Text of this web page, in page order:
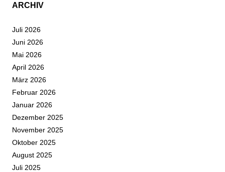
ARCHIV
Juli 2026
Juni 2026
Mai 2026
April 2026
März 2026
Februar 2026
Januar 2026
Dezember 2025
November 2025
Oktober 2025
August 2025
Juli 2025